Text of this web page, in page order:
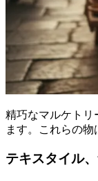
精巧なマルケトリ
ます。これらの物
テキスタイル